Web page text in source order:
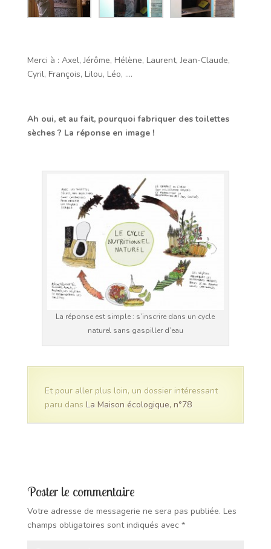
Merci à : Axel, Jérôme, Hélène, Laurent, Jean-Claude,
Cyril, François, Lilou, Léo, ….
Ah oui, et au fait, pourquoi fabriquer des toilettes
sèches ? La réponse en image !
La réponse est simple : s’inscrire dans un cycle
naturel sans gaspiller d’eau
Et pour aller plus loin, un dossier intéressant
paru dans La Maison écologique, n°78
Poster le commentaire
Votre adresse de messagerie ne sera pas publiée. Les
champs obligatoires sont indiqués avec *